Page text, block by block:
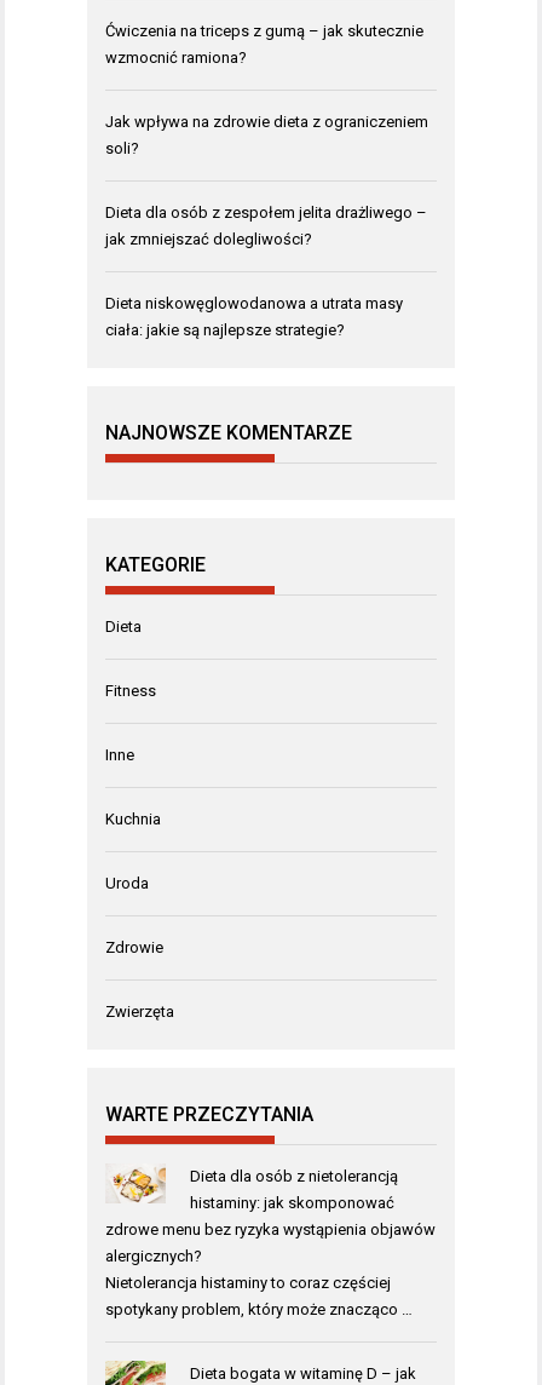
Ćwiczenia na triceps z gumą – jak skutecznie
wzmocnić ramiona?
Jak wpływa na zdrowie dieta z ograniczeniem
soli?
Dieta dla osób z zespołem jelita drażliwego –
jak zmniejszać dolegliwości?
Dieta niskowęglowodanowa a utrata masy
ciała: jakie są najlepsze strategie?
NAJNOWSZE KOMENTARZE
KATEGORIE
Dieta
Fitness
Inne
Kuchnia
Uroda
Zdrowie
Zwierzęta
WARTE PRZECZYTANIA
Dieta dla osób z nietolerancją
histaminy: jak skomponować
zdrowe menu bez ryzyka wystąpienia objawów
alergicznych?
Nietolerancja histaminy to coraz częściej
spotykany problem, który może znacząco …
Dieta bogata w witaminę D – jak